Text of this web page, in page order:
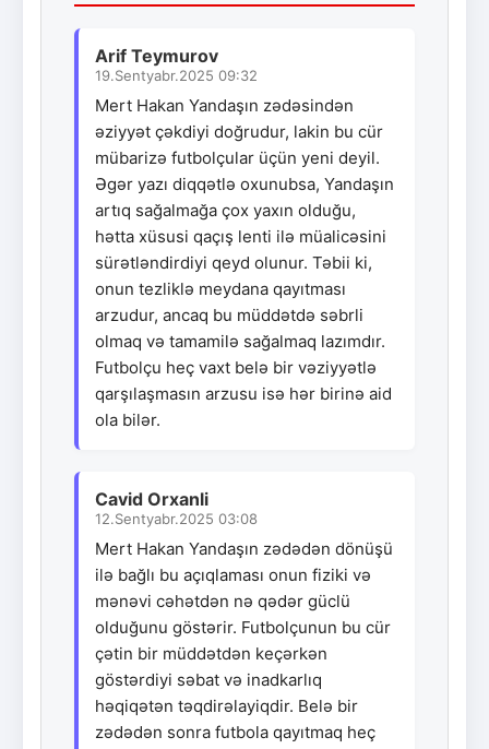
Arif Teymurov
19.Sentyabr.2025 09:32
Mert Hakan Yandaşın zədəsindən
əziyyət çəkdiyi doğrudur, lakin bu cür
mübarizə futbolçular üçün yeni deyil.
Əgər yazı diqqətlə oxunubsa, Yandaşın
artıq sağalmağa çox yaxın olduğu,
hətta xüsusi qaçış lenti ilə müalicəsini
sürətləndirdiyi qeyd olunur. Təbii ki,
onun tezliklə meydana qayıtması
arzudur, ancaq bu müddətdə səbrli
olmaq və tamamilə sağalmaq lazımdır.
Futbolçu heç vaxt belə bir vəziyyətlə
qarşılaşmasın arzusu isə hər birinə aid
ola bilər.
Cavid Orxanli
12.Sentyabr.2025 03:08
Mert Hakan Yandaşın zədədən dönüşü
ilə bağlı bu açıqlaması onun fiziki və
mənəvi cəhətdən nə qədər güclü
olduğunu göstərir. Futbolçunun bu cür
çətin bir müddətdən keçərkən
göstərdiyi səbat və inadkarlıq
həqiqətən təqdirəlayiqdir. Belə bir
zədədən sonra futbola qayıtmaq heç